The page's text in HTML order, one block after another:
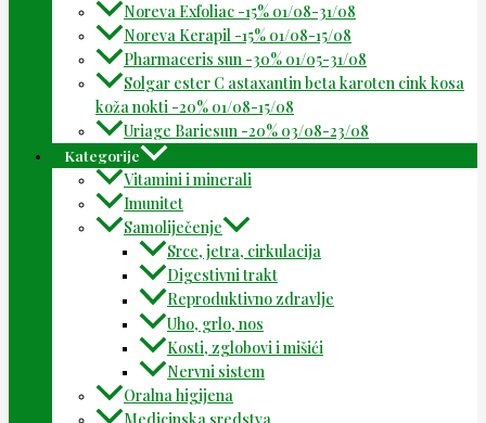
Noreva Exfoliac -15% 01/08-31/08
Noreva Kerapil -15% 01/08-15/08
Pharmaceris sun -30% 01/05-31/08
Solgar ester C astaxantin beta karoten cink kosa
koža nokti -20% 01/08-15/08
Uriage Bariesun -20% 03/08-23/08
Kategorije
Vitamini i minerali
Imunitet
Samoliječenje
Srce, jetra, cirkulacija
Digestivni trakt
Reproduktivno zdravlje
Uho, grlo, nos
Kosti, zglobovi i mišići
Nervni sistem
Oralna higijena
Medicinska sredstva